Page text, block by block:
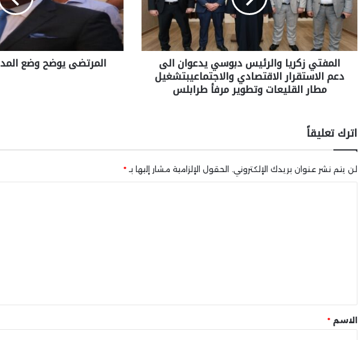
المفتي زكريا والرئيس دبوسي يدعوان الى
دعم الاستقرار الاقتصادي والاجتماعيبتشغيل
مطار القليعات وتطوير مرفأ طرابلس
المرتضى يوضح وضع
اترك تعليقاً
لن يتم نشر عنوان بريدك الإلكتروني. الحقول الإلزامية مشار إليها بـ *
* الاسم *